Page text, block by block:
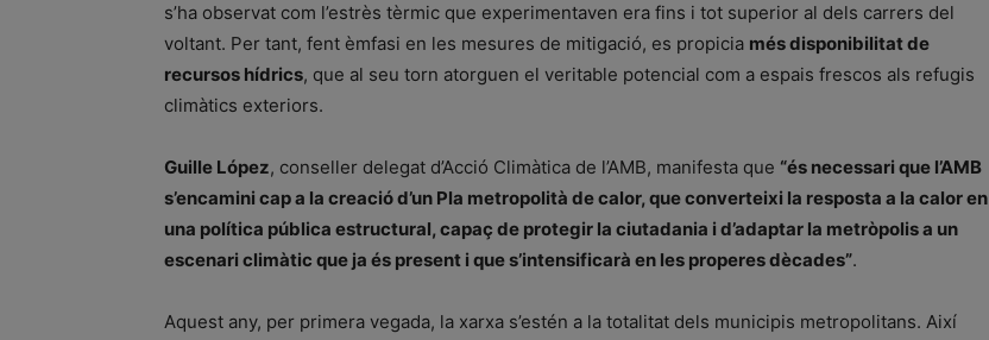
s’ha observat com l’estrès tèrmic que experimentaven era fins i tot superior al dels carrers del
voltant. Per tant, fent èmfasi en les mesures de mitigació, es propicia més disponibilitat de
recursos hídrics, que al seu torn atorguen el veritable potencial com a espais frescos als refugis
climàtics exteriors.
Guille López, conseller delegat d’Acció Climàtica de l’AMB, manifesta que “és necessari que l’AMB
s’encamini cap a la creació d’un Pla metropolità de calor, que converteixi la resposta a la calor en
una política pública estructural, capaç de protegir la ciutadania i d’adaptar la metròpolis a un
escenari climàtic que ja és present i que s’intensificarà en les properes dècades”.
Aquest any, per primera vegada, la xarxa s’estén a la totalitat dels municipis metropolitans. Així